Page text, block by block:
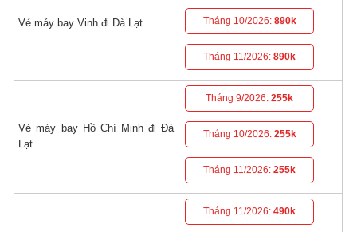
Vé máy bay Vinh đi Đà Lạt Tháng 10/2026: 890k
Tháng 11/2026:890k
Vé máy bay Hồ Chí Minh đi Đà
Lạt
Tháng 9/2026:255k
Tháng 10/2026: 255k
Tháng 11/2026:255k
Tháng 11/2026:490k